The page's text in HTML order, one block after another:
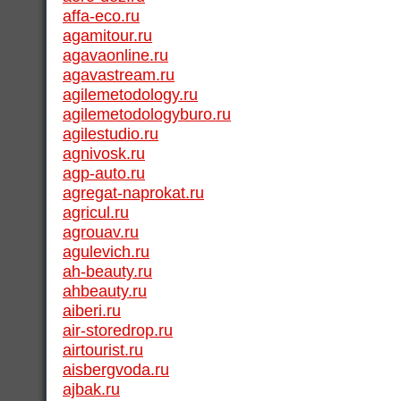
affa-eco.ru
agamitour.ru
agavaonline.ru
agavastream.ru
agilemetodology.ru
agilemetodologyburo.ru
agilestudio.ru
agnivosk.ru
agp-auto.ru
agregat-naprokat.ru
agricul.ru
agrouav.ru
agulevich.ru
ah-beauty.ru
ahbeauty.ru
aiberi.ru
air-storedrop.ru
airtourist.ru
aisbergvoda.ru
ajbak.ru